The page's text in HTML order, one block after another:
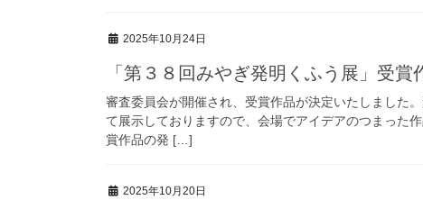
2025年10月24日
「第３８回みやぎ発明くふう展」受賞
審査委員会が開催され、受賞作品が決定いたしました
て展示しておりますので、会場でアイデアのつまった
賞作品の発 […]
2025年10月20日